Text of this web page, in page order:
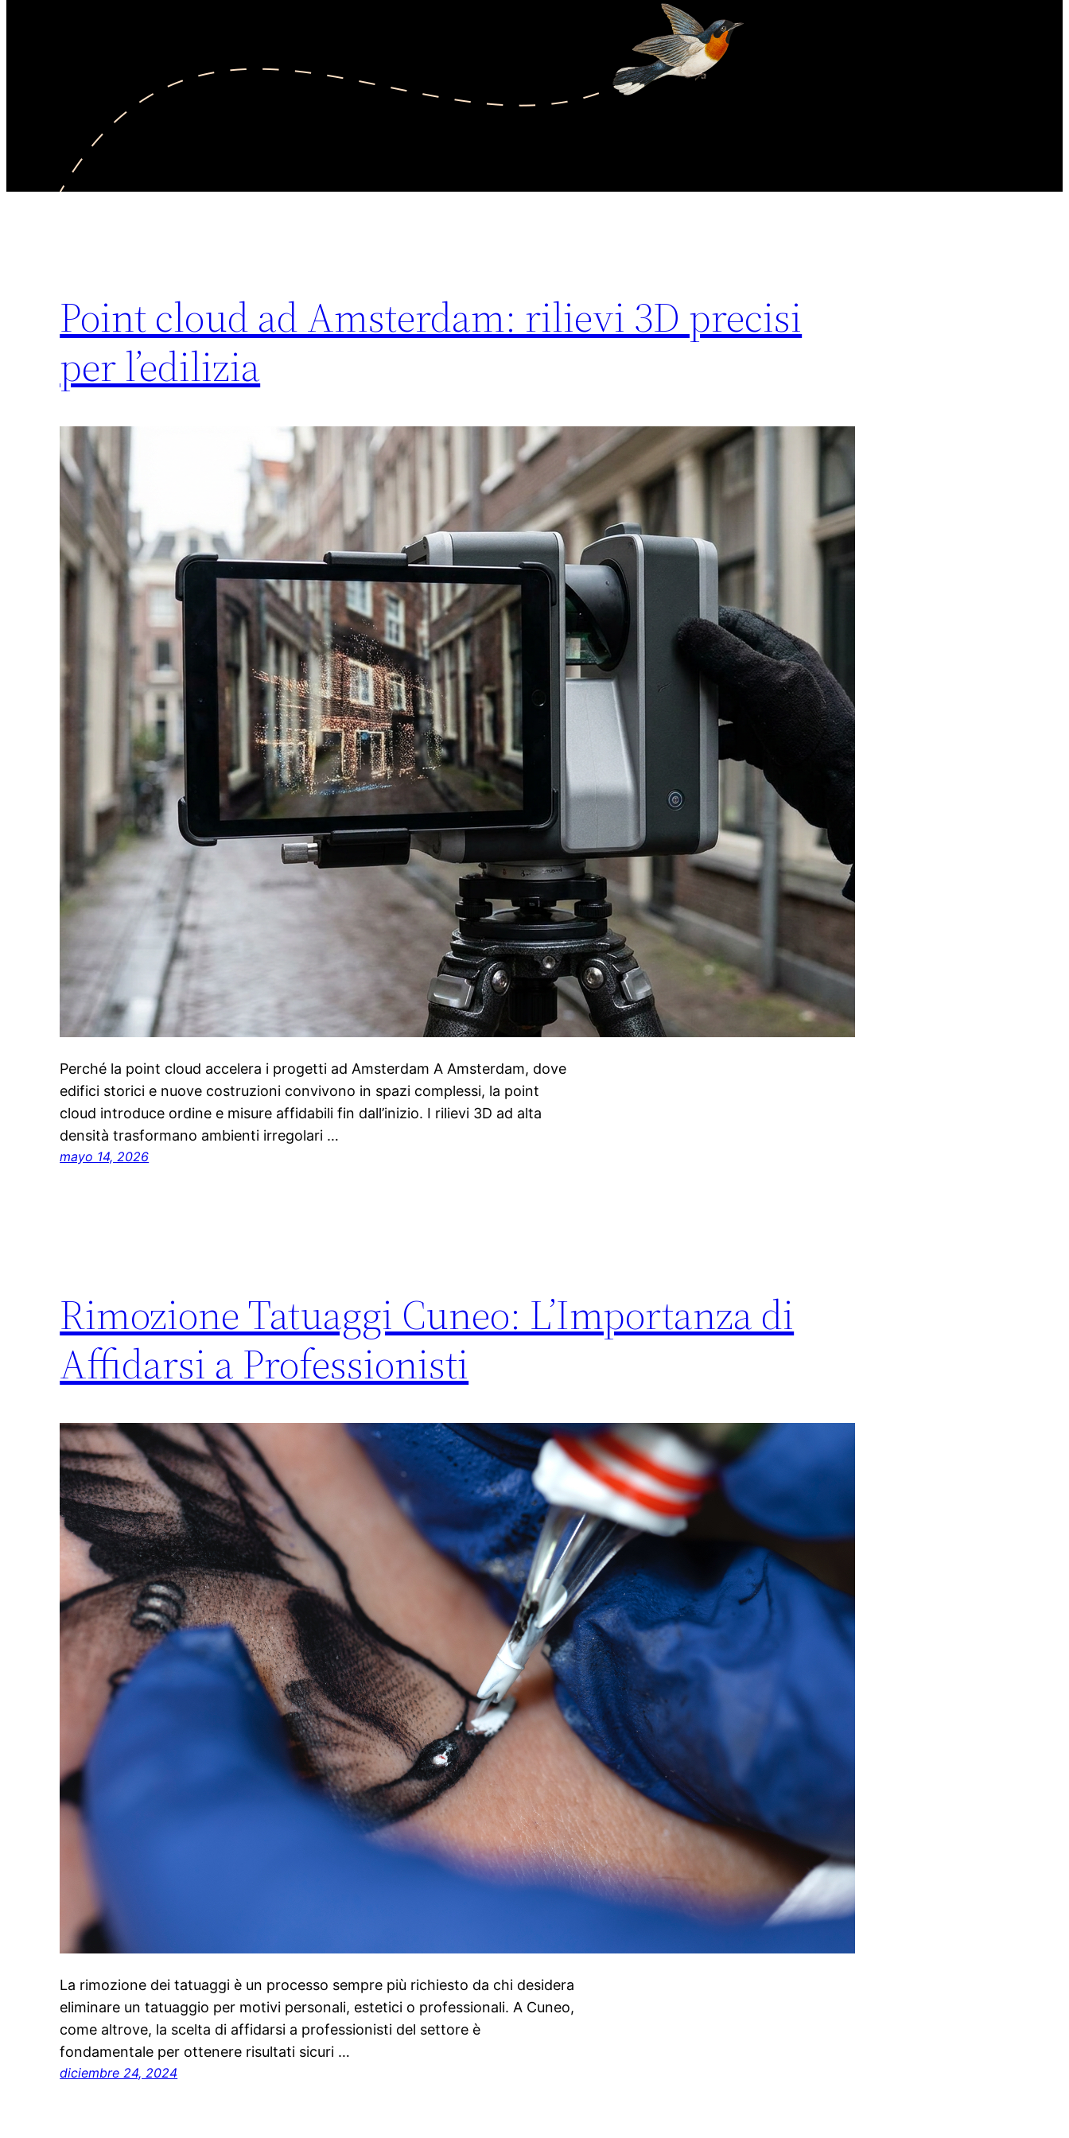
Point cloud ad Amsterdam: rilievi 3D precisi
per l’edilizia
Perché la point cloud accelera i progetti ad Amsterdam A Amsterdam, dove
edifici storici e nuove costruzioni convivono in spazi complessi, la point
cloud introduce ordine e misure affidabili fin dall’inizio. I rilievi 3D ad alta
densità trasformano ambienti irregolari …
mayo 14, 2026
Rimozione Tatuaggi Cuneo: L’Importanza di
Affidarsi a Professionisti
La rimozione dei tatuaggi è un processo sempre più richiesto da chi desidera
eliminare un tatuaggio per motivi personali, estetici o professionali. A Cuneo,
come altrove, la scelta di affidarsi a professionisti del settore è
fondamentale per ottenere risultati sicuri …
diciembre 24, 2024